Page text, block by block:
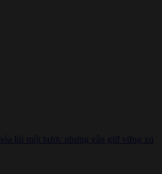
lùi một bước nhưng vẫn giữ vững xu